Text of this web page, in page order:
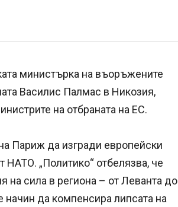
министърка на въоръжените
Василис Палмас в Никозия,
на отбраната на ЕС.
Париж да изгради европейски
НАТО. „Политико“ отбелязва, че
на сила в региона – от Леванта до
да компенсира липсата на